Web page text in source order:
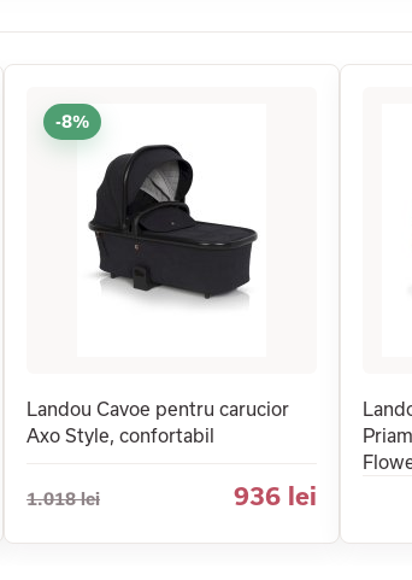
-8%
Landou Cavoe pentru carucior
Axo Style, confortabil
1.018 lei 936 lei